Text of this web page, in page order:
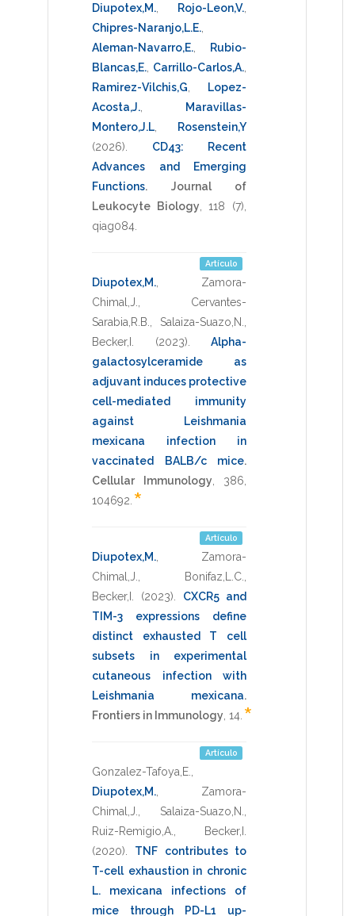
Diupotex,M. Rojo-Leon,V.
Chipres-Naranjo,L.E.
Aleman-Navarro,E.
Rubio-
Blancas,E. Carrillo-Carlos,A.
Ramirez-Vilchis,G
Lopez-
Acosta,J.
Maravillas-
Montero,J.L
Rosenstein,Y
(2026)
CD43: Recent
Advances and Emerging
Functions.
Journal of
Leukocyte Biology ,118 (7),
qiag084
Artículo
Diupotex,M.
Zamora-
Chimal,J.
Cervantes-
Sarabia,R.B.
Salaiza-Suazo,N.
Becker,I.
(2023)
Alpha-
galactosylceramide as
adjuvant induces protective
cell-mediated immunity
against Leishmania
mexicana infection in
vaccinated BALB/c mice.
Cellular Immunology
386
104692 *
Artículo
Diupotex,M.
Zamora-
Chimal,J.
Bonifaz,L.C.
Becker,I.
(2023)
CXCR5 and
TIM-3 expressions define
distinct exhausted T cell
subsets in experimental
cutaneous infection with
Leishmania mexicana.
Frontiers in Immunology 14 *
Artículo
Gonzalez-Tafoya,E.
Diupotex,M.
Zamora-
Chimal,J.
Salaiza-Suazo,N.
Ruiz-Remigio,A.
Becker,I.
(2020)
TNF contributes to
T-cell exhaustion in chronic
L. mexicana infections of
mice through PD-L1 up-